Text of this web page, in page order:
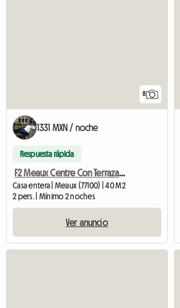
8
1331 MXN / noche
Respuesta rápida
F2 Meaux Centre Con Terraza Y Jardín
Casa entera | Meaux (77100) | 40 M2
2 pers. | Mínimo 2 noches
Ver anuncio